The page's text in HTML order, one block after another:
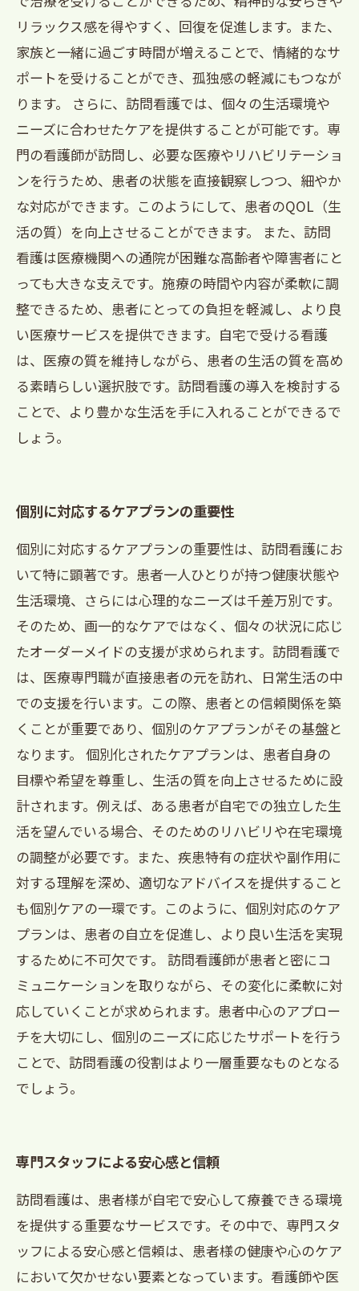
リラックス感を得やすく、回復を促進します。また、
家族と一緒に過ごす時間が増えることで、情緒的なサ
ポートを受けることができ、孤独感の軽減にもつなが
ります。 さらに、訪問看護では、個々の生活環境や
ニーズに合わせたケアを提供することが可能です。専
門の看護師が訪問し、必要な医療やリハビリテーショ
ンを行うため、患者の状態を直接観察しつつ、細やか
な対応ができます。このようにして、患者のQOL（生
活の質）を向上させることができます。 また、訪問
看護は医療機関への通院が困難な高齢者や障害者にと
っても大きな支えです。施療の時間や内容が柔軟に調
整できるため、患者にとっての負担を軽減し、より良
い医療サービスを提供できます。自宅で受ける看護
は、医療の質を維持しながら、患者の生活の質を高め
る素晴らしい選択肢です。訪問看護の導入を検討する
ことで、より豊かな生活を手に入れることができるで
しょう。
個別に対応するケアプランの重要性
個別に対応するケアプランの重要性は、訪問看護にお
いて特に顕著です。患者一人ひとりが持つ健康状態や
生活環境、さらには心理的なニーズは千差万別です。
そのため、画一的なケアではなく、個々の状況に応じ
たオーダーメイドの支援が求められます。訪問看護で
は、医療専門職が直接患者の元を訪れ、日常生活の中
での支援を行います。この際、患者との信頼関係を築
くことが重要であり、個別のケアプランがその基盤と
なります。 個別化されたケアプランは、患者自身の
目標や希望を尊重し、生活の質を向上させるために設
計されます。例えば、ある患者が自宅での独立した生
活を望んでいる場合、そのためのリハビリや在宅環境
の調整が必要です。また、疾患特有の症状や副作用に
対する理解を深め、適切なアドバイスを提供すること
も個別ケアの一環です。このように、個別対応のケア
プランは、患者の自立を促進し、より良い生活を実現
するために不可欠です。 訪問看護師が患者と密にコ
ミュニケーションを取りながら、その変化に柔軟に対
応していくことが求められます。患者中心のアプロー
チを大切にし、個別のニーズに応じたサポートを行う
ことで、訪問看護の役割はより一層重要なものとなる
でしょう。
専門スタッフによる安心感と信頼
訪問看護は、患者様が自宅で安心して療養できる環境
を提供する重要なサービスです。その中で、専門スタ
ッフによる安心感と信頼は、患者様の健康や心のケア
において欠かせない要素となっています。看護師や医